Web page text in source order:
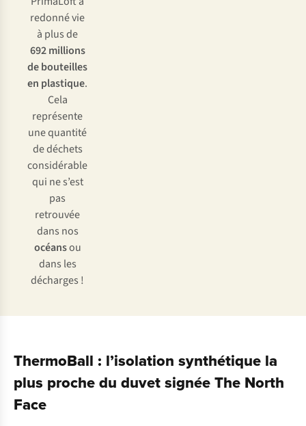
redonné vie
à plus de
692 millions
de bouteilles
en plastique.
Cela
représente
une quantité
de déchets
considérable
qui ne s’est
pas
retrouvée
dans nos
océansou
dans les
décharges !
ThermoBall : l’isolation synthétique la
plus proche du duvet signée The North
Face